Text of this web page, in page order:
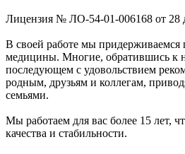
Лицензия № ЛО-54-01-006168 от 28
В своей работе мы
медицины. Многие, обратившись к
последующем с удовольствием
родным, друзьям и коллегам,
семьями.
Мы работаем для вас более 15 лет,
качества и стабильности.